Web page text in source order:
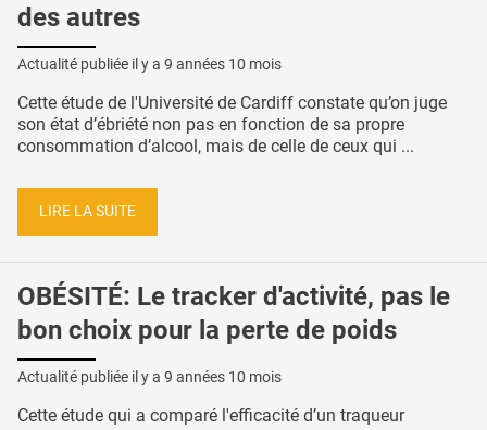
des autres
Actualité publiée il y a 9 années 10 mois
Cette étude de l'Université de Cardiff constate qu’on juge
son état d’ébriété non pas en fonction de sa propre
consommation d’alcool, mais de celle de ceux qui ...
LIRE LA SUITE
OBÉSITÉ: Le tracker d'activité, pas le
bon choix pour la perte de poids
Actualité publiée il y a 9 années 10 mois
Cette étude qui a comparé l'efficacité d’un traqueur